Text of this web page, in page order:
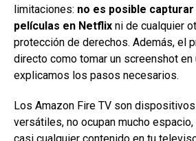
limitaciones: no es posible
películas en Netflix ni de cualquier
protección de derechos. Además, el
directo como tomar un screenshot
explicamos los pasos necesarios.
Los Amazon Fire TV son
versátiles, no ocupan mucho
casi cualquier contenido en tu